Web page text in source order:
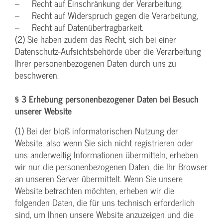
– Recht auf Einschränkung der Verarbeitung,
– Recht auf Widerspruch gegen die Verarbeitung,
– Recht auf Datenübertragbarkeit.
(2) Sie haben zudem das Recht, sich bei einer
Datenschutz-Aufsichtsbehörde über die Verarbeitung
Ihrer personenbezogenen Daten durch uns zu
beschweren.
§ 3 Erhebung personenbezogener Daten bei Besuch
unserer Website
(1) Bei der bloß informatorischen Nutzung der
Website, also wenn Sie sich nicht registrieren oder
uns anderweitig Informationen übermitteln, erheben
wir nur die personenbezogenen Daten, die Ihr Browser
an unseren Server übermittelt. Wenn Sie unsere
Website betrachten möchten, erheben wir die
folgenden Daten, die für uns technisch erforderlich
sind, um Ihnen unsere Website anzuzeigen und die